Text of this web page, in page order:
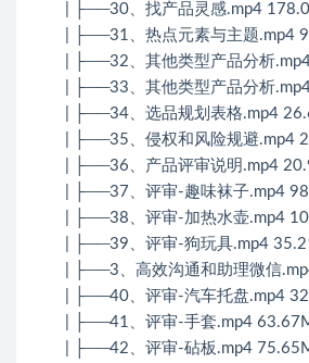
| ├──30、找产品灵感.mp4
| ├──31、热点元素与主题.mp4
| ├──32、其他类型产品分析
| ├──33、其他类型产品分析
| ├──34、选品规划表格.mp4
| ├──35、侵权和风险规避.mp4
| ├──36、产品评审说明.mp4
| ├──37、评审-趣味袜子.mp4
| ├──38、评审-加热水壶.mp4
| ├──39、评审-狗玩具.mp4
| ├──3、高效沟通和助理微信
| ├──40、评审-汽车托盘.mp4
| ├──41、评审-手套.mp4
| ├──42、评审-砧板.mp4